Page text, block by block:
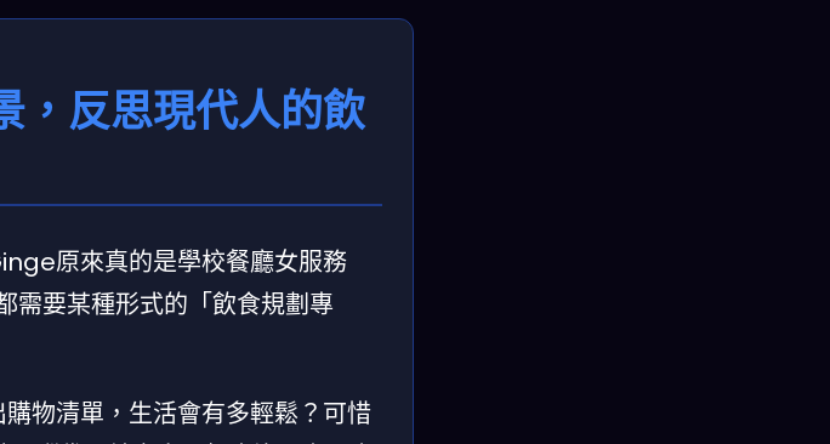
，反思現代人的飲
原來真的是學校餐廳女服務
要某種形式的「飲食規劃專
物清單，生活會有多輕鬆？可惜